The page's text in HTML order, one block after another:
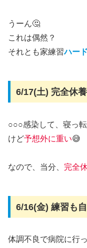
うーん🤔
これは偶然？
それとも家練習ハー
6/17(土) 完全休
○○○感染して、寝っ
けど予想外に重い😅
なので、当分、 完全
6/16(金) 練習も
体調不良で病院に行